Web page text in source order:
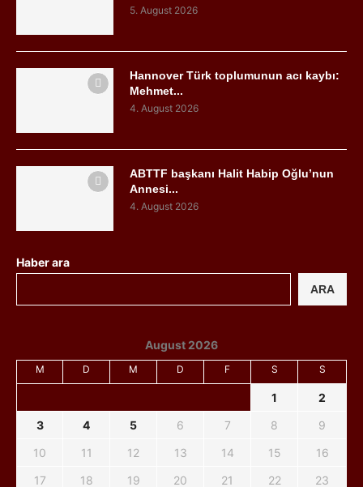
5. August 2026
Hannover Türk toplumunun acı kaybı:
Mehmet...
4. August 2026
ABTTF başkanı Halit Habip Oğlu’nun
Annesi...
4. August 2026
Haber ara
ARA
August 2026
M D M D F S S
1
2
3
4 5 6 7 8
9
10
11 12 13 14 15
16
17
18 19 20 21 22 23